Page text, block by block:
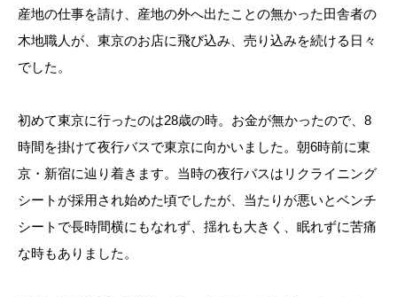
産地の仕事を請け、産地の外へ出たことの無かった田舎者の
木地職人が、東京のお店に飛び込み、売り込みを続ける日々
でした。
初めて東京に行ったのは28歳の時。お金が無かったので、8
時間を掛けて夜行バスで東京に向かいました。朝6時前に東
京・新宿に辿り着きます。当時の夜行バスはリクライニング
シートが採用され始めた頃でしたが、当たりが悪いとベンチ
シートで長時間横にもなれず、揺れも大きく、眠れずに苦痛
な時もありました。